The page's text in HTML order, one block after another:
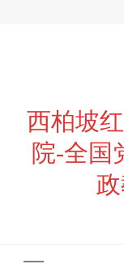
西柏坡
院-全国